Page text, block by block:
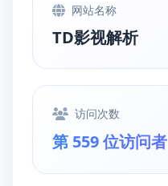
网站名称
TD影视解析
访问次数
第 559 位访问者